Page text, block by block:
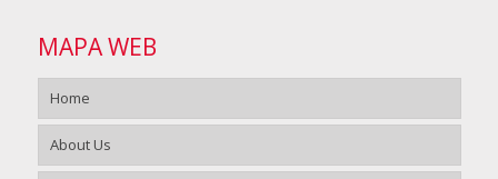
MAPA WEB
Home
About Us